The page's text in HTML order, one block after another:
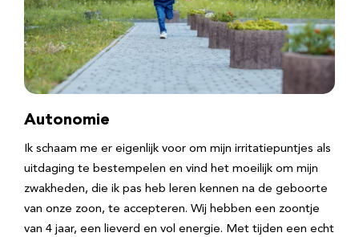
Autonomie
Ik schaam me er eigenlijk voor om mijn irritatiepuntjes als
uitdaging te bestempelen en vind het moeilijk om mijn
zwakheden, die ik pas heb leren kennen na de geboorte
van onze zoon, te accepteren. Wij hebben een zoontje
van 4 jaar, een lieverd en vol energie. Met tijden een echt